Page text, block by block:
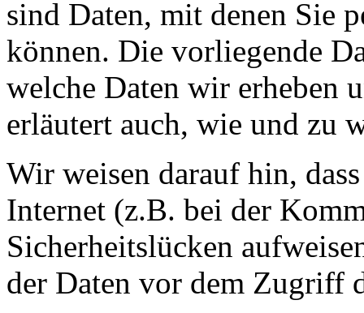
sind Daten, mit denen Sie
können. Die vorliegende
welche Daten wir erheben
erläutert auch, wie und zu
Wir weisen darauf hin,
Internet (z.B. bei der
Sicherheitslücken
der Daten vor dem Zugriff